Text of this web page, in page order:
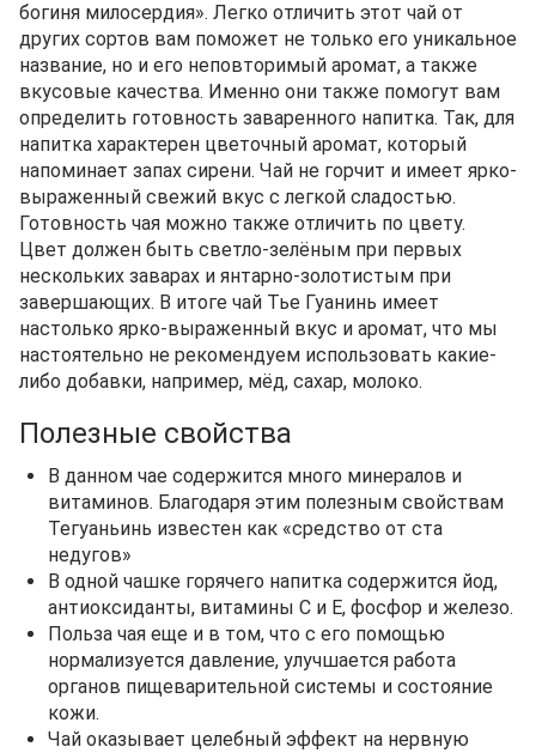
богиня милосердия». Легко отличить этот чай от
других сортов вам поможет не только его уникальное
название, но и его неповторимый аромат, а также
вкусовые качества. Именно они также помогут вам
определить готовность заваренного напитка. Так, для
напитка характерен цветочный аромат, который
напоминает запах сирени. Чай не горчит и имеет ярко-
выраженный свежий вкус с легкой сладостью.
Готовность чая можно также отличить по цвету.
Цвет должен быть светло-зелёным при первых
нескольких заварах и янтарно-золотистым при
завершающих. В итоге чай Тье Гуанинь имеет
настолько ярко-выраженный вкус и аромат, что мы
настоятельно не рекомендуем использовать какие-
либо добавки, например, мёд, сахар, молоко.
Полезные свойства
В данном чае содержится много минералов и
витаминов. Благодаря этим полезным свойствам
Тегуаньинь известен как «средство от ста
недугов»
В одной чашке горячего напитка содержится йод,
антиоксиданты, витамины С и Е, фосфор и железо.
Польза чая еще и в том, что с его помощью
нормализуется давление, улучшается работа
органов пищеварительной системы и состояние
кожи.
Чай оказывает целебный эффект на нервную